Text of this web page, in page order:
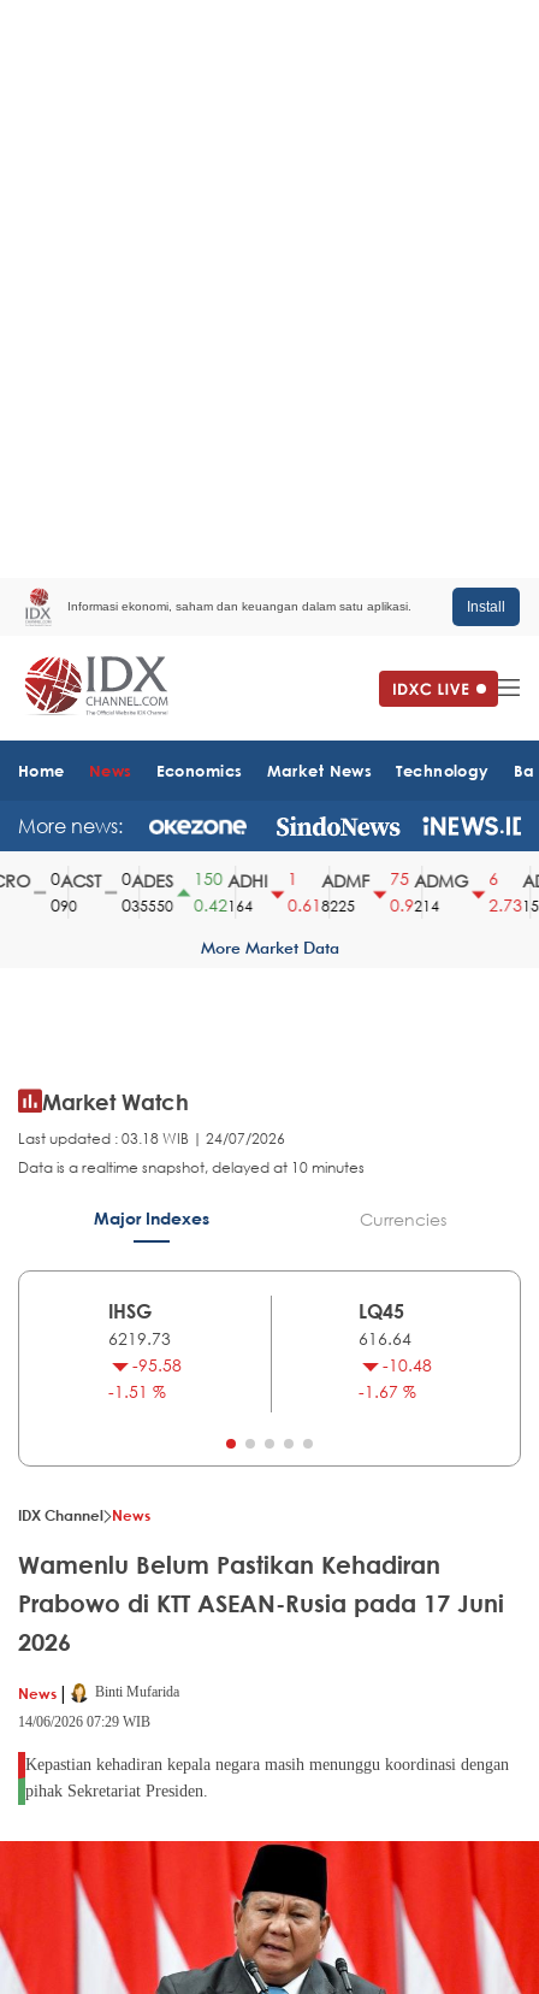
Informasi ekonomi, saham dan keuangan dalam satu aplikasi. Install
Home News Economics Market News Technology
More news:
ACST
90
ADES
35550
150
0.42
ADHI
164
0.61
ADMF
8225
75
0.9
ADMG
214
2.731510
More Market Data
Market Watch
Last updated : 03.18 WIB | 24/07/2026
Data is a realtime snapshot, delayed at 10 minutes
Major Indexes Currencies
IHSG
6219.73
-95.58
-1.51 %
LQ45
616.64
-10.48
-1.67 %
IDX Channel News
Wamenlu Belum Pastikan Kehadiran
Prabowo di KTT ASEAN-Rusia pada 17 Juni
2026
News |
Binti Mufarida
14/06/2026 07:29 WIB
Kepastian kehadiran kepala negara masih menunggu koordinasi dengan
pihak Sekretariat Presiden.